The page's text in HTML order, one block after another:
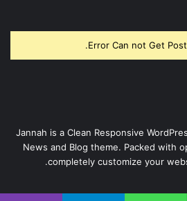
Error Can not Get
Jannah is a Clean Responsive
News and Blog theme. Packed with
completely customize your